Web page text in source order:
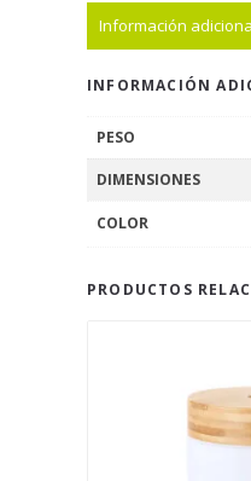
Información
INFORMACIÓN
PESO
DIMENSIONES
COLOR
PRODUCTOS